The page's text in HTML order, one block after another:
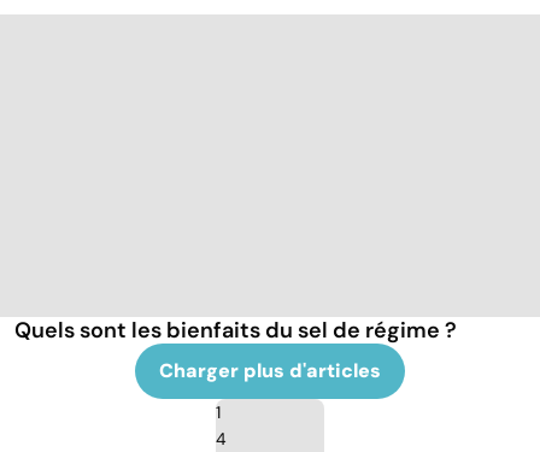
Quels sont les bienfaits du sel de régime ?
Charger plus d'articles
1
4